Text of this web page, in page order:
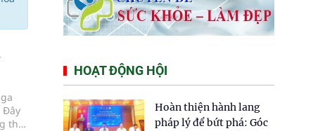
Đây
thời
HOẠT ĐỘNG HỘI
Hoàn thiện hành lang
pháp lý để bứt phá: Góc